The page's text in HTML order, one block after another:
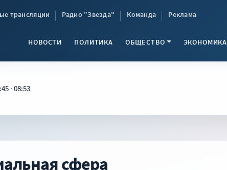
трансляции Радио "Звезда" Команда Реклама
НОВОСТИ ПОЛИТИКА ОБЩЕСТВО ЭКОНОМИКА
· 08:53
сфера